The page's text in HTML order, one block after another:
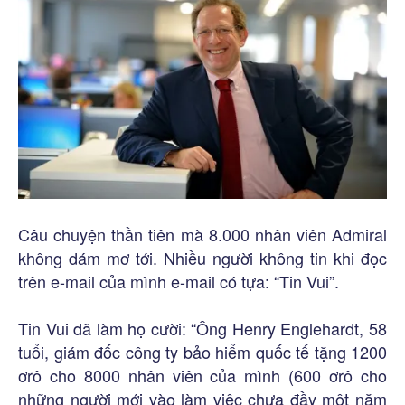
Câu chuyện thần tiên mà 8.000 nhân viên Admiral
không dám mơ tới. Nhiều người không tin khi đọc
trên e-mail của mình e-mail có tựa: “Tin Vui”.
Tin Vui đã làm họ cười: “Ông Henry Englehardt, 58
tuổi, giám đốc công ty bảo hiểm quốc tế tặng 1200
ơrô cho 8000 nhân viên của mình (600 ơrô cho
những người mới vào làm việc chưa đầy một năm